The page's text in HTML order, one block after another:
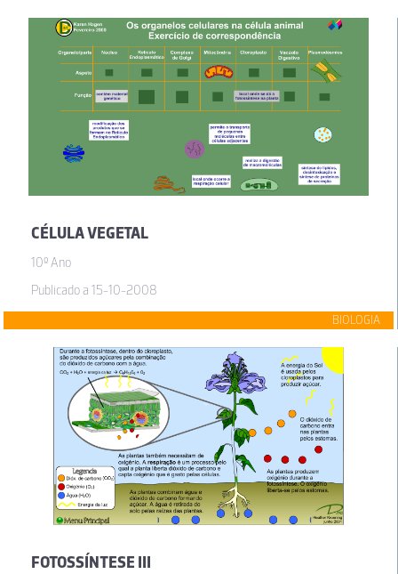
CÉLULA VEGETAL
10º Ano
Publicado a 15-10-2008
BIOLOGIA
FOTOSSÍNTESE III